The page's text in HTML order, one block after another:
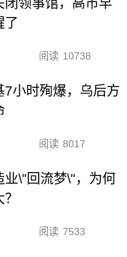
闭领事馆，高市早
了
阅读 10738
7小时殉爆，乌后方
阅读 8017
业\"回流梦\"，为何
阅读 7533